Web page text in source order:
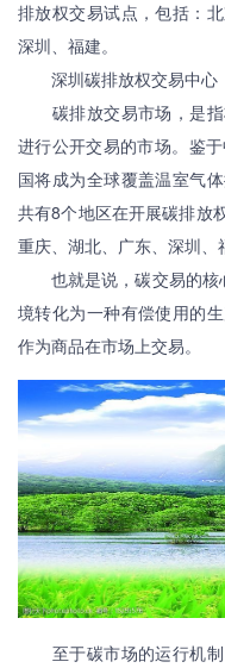
资料下载
我要报名
关于我们
排放权交易试点，包括：
深圳、福建。
深圳碳排放权交易中心
碳排放交易市场，是指
进行公开交易的市场。鉴
国将成为全球覆盖温室气
共有8个地区在开展碳排放
重庆、湖北、广东、深圳、
也就是说，碳交易的核
境转化为一种有偿使用的
作为商品在市场上交易。
至于碳市场的运行机制